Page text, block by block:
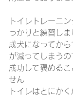
トイレトレーニ
っかりと練習しま
成犬になってか
が減ってしまうの
成功して褒める
せん
トイレはとにか